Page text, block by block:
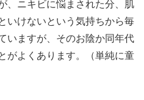
、ニキビに悩まされた分、肌
いけないという気持ちから毎
いますが、そのお陰か同年代
がよくあります。（単純に童